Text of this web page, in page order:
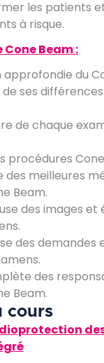
les patients
à risque.
Beam :
approfondie du
ses
de chaque
procédures
des meilleures
Beam.
des images et
des demandes
des
Beam.
cours